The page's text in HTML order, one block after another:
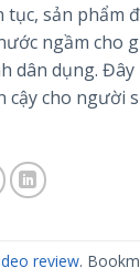
tục, sản phẩm
ngầm cho
dân dụng.
cậy cho người
review.